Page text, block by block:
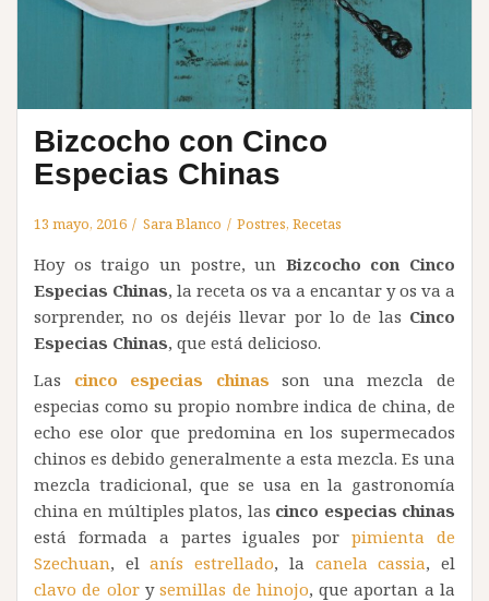
Bizcocho con Cinco
Especias Chinas
13 mayo, 2016 Sara Blanco Postres, Recetas
Hoy os traigo un postre, un Bizcocho con Cinco
Especias Chinas, la receta os va a encantar y os va a
sorprender, no os dejéis llevar por lo de las Cinco
Especias Chinas, que está delicioso.
Las cinco especias chinas son una mezcla de
especias como su propio nombre indica de china, de
echo ese olor que predomina en los supermecados
chinos es debido generalmente a esta mezcla. Es una
mezcla tradicional, que se usa en la gastronomía
china en múltiples platos, las cinco especias chinas
está formada a partes iguales porpimienta de
Szechuan, elanís estrellado, la canela cassia, el
clavo de olor ysemillas de hinojo, que aportan a la